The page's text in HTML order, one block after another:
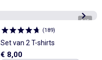
1/5
(189)
Set van 2 T-shirts
€ 8,00